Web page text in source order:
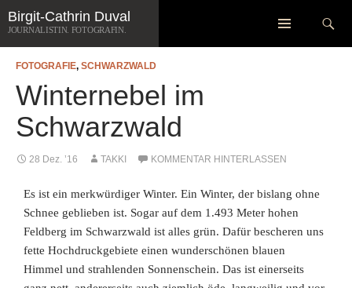
Zum
Inhalt
springen
Suchen
FOTOGRAFIE, SCHWARZWALD
Winternebel im
Schwarzwald
28 Dez. ’16 TAKKI KOMMENTAR HINTERLASSEN
Es ist ein merkwürdiger Winter. Ein Winter, der bislang ohne
Schnee geblieben ist. Sogar auf dem 1.493 Meter hohen
Feldberg im Schwarzwald ist alles grün. Dafür bescheren uns
fette Hochdruckgebiete einen wunderschönen blauen
Himmel und strahlenden Sonnenschein. Das ist einerseits
Birgit-Cathrin Duval
JOURNALISTIN. FOTOGRAFIN.